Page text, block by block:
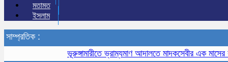
মতামত
ইসলাম
সাম্প্রতিক :
ভূরুঙ্গামারীতে ভ্রাম্যমাণ আদালতে মাদকসেবীর এক মাসের